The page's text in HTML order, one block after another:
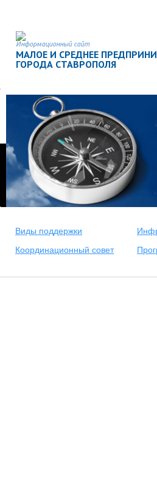
Информационный сайт
МАЛОЕ И СРЕДНЕЕ
ГОРОДА СТАВРОПОЛЯ
Виды поддержки
Координационный совет